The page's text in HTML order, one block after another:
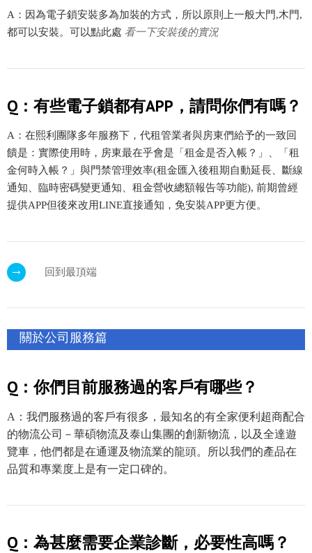
A：因為電子鎖安裝多為加裝的方式，所以原則上一般大門,木門,
都可以安裝。可以點此處 看一下安裝後的實況
Q：有些電子鎖都有APP，請問你們有嗎？
A：在熙利團隊多年服務下，代租管業者與房東們給予的一致回
饋是：實際使用時，房東最在乎會是「租金是否入帳？」、「租
金何時入帳？」與門禁管理效率(租金匯入後租期自動延長、斷線
通知、臨時密碼變更通知、租金營收總額報告等功能), 前期曾經
提供APP但後來改用LINE直接通知，免安裝APP更方便。
回到最頂端
關於公司服務篇
Q：你們目前服務過的客戶有哪些？
A：我們服務過的客戶有很多，最知名的有全家便利超商配合
的物流公司－華碩物流及泰山集團的創新物流，以及全達遊
覽車，他們都是在通運及物流業的龍頭。所以我們的產品在
品質和專業度上是有一定口碑的。
Q：為甚麼需要企業診斷，必要性高嗎？